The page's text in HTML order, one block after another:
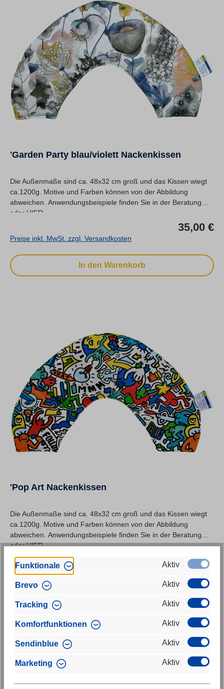
'Garden Party blau/violett Nackenkissen
Die Außenmaße sind ca. 48x32 cm groß und das Kissen wiegt
ca.1200g. Motive und Farben können von der Abbildung
abweichen. Anwendungsbeispiele finden Sie in der Beratung
oder HIER.
35,00 €
Preise inkl. MwSt. zzgl. Versandkosten
In den Warenkorb
'Pop Art Nackenkissen
Die Außenmaße sind ca. 48x32 cm groß und das Kissen wiegt
ca.1200g. Motive und Farben können von der Abbildung
abweichen. Anwendungsbeispiele finden Sie in der Beratung
oder HIER.
35,00 €
Preise inkl. MwSt. zzgl. Versandkosten
Funktionale Aktiv
Brevo Aktiv
Tracking Aktiv
Komfortfunktionen Aktiv
Sendinblue Aktiv
Marketing Aktiv